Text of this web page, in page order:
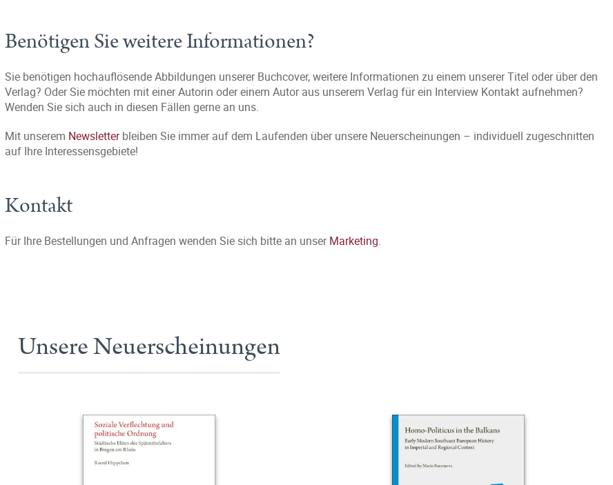
Benötigen Sie weitere Informationen?
Sie benötigen hochauflösende Abbildungen unserer Buchcover, weitere Informationen zu einem unserer Titel oder über den
Verlag? Oder Sie möchten mit einer Autorin oder einem Autor aus unserem Verlag für ein Interview Kontakt aufnehmen?
Wenden Sie sich auch in diesen Fällen gerne an uns.
Mit unserem Newsletterbleiben Sie immer auf dem Laufenden über unsere Neuerscheinungen – individuell zugeschnitten
auf Ihre Interessensgebiete!
Kontakt
Für Ihre Bestellungen und Anfragen wenden Sie sich bitte an unserMarketing.
Unsere Neuerscheinungen